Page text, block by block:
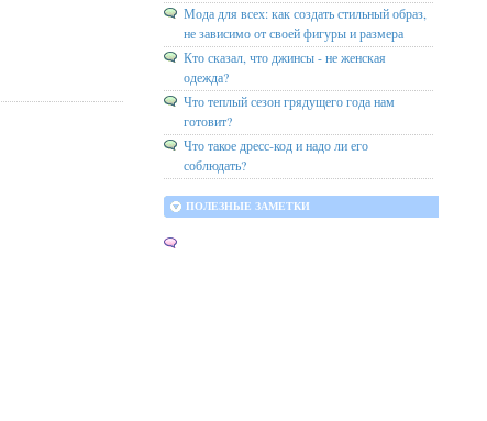
Мода для всех: как создать стильный образ,
не зависимо от своей фигуры и размера
Кто сказал, что джинсы - не женская
одежда?
Что теплый сезон грядущего года нам
готовит?
Что такое дресс-код и надо ли его
соблюдать?
ПОЛЕЗНЫЕ ЗАМЕТКИ